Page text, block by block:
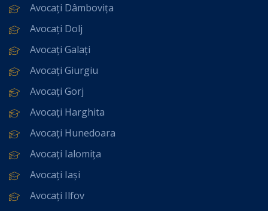
Avocați Dâmbovița
Avocați Dolj
Avocați Galați
Avocați Giurgiu
Avocați Gorj
Avocați Harghita
Avocați Hunedoara
Avocați Ialomița
Avocați Iași
Avocați Ilfov